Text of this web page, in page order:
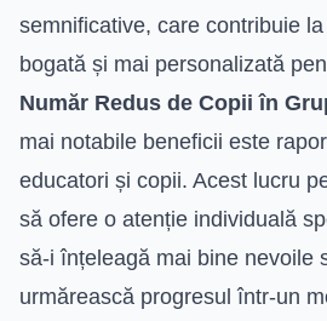
semnificative, care contribuie
bogată și mai personalizată
Număr Redus de Copii în
mai notabile beneficii este
educatori și copii. Acest lucru
să ofere o atenție individuală
să-i înțeleagă mai bine nevoile
urmărească progresul într-un